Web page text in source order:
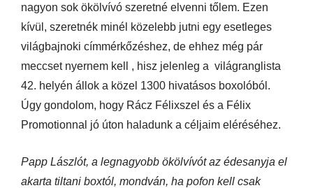
nagyon sok ökölvívó szeretné elvenni tőlem. Ezen
kívül, szeretnék minél közelebb jutni egy esetleges
világbajnoki címmérkőzéshez, de ehhez még pár
meccset nyernem kell , hisz jelenleg a világranglista
42. helyén állok a közel 1300 hivatásos boxolóból.
Úgy gondolom, hogy Rácz Félixszel és a Félix
Promotionnal jó úton haladunk a céljaim eléréséhez.
Papp Lászlót, a legnagyobb ökölvívót az édesanyja el
akarta tiltani boxtól, mondván, ha pofon kell csak